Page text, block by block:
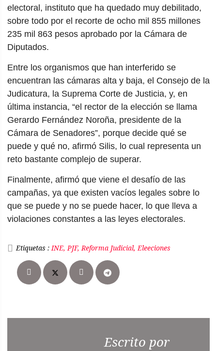
electoral, instituto que ha quedado muy debilitado,
sobre todo por el recorte de ocho mil 855 millones
235 mil 863 pesos aprobado por la Cámara de
Diputados.
Entre los organismos que han interferido se
encuentran las cámaras alta y baja, el Consejo de la
Judicatura, la Suprema Corte de Justicia, y, en
última instancia, “el rector de la elección se llama
Gerardo Fernández Noroña, presidente de la
Cámara de Senadores”, porque decide qué se
puede y qué no, afirmó Silis, lo cual representa un
reto bastante complejo de superar.
Finalmente, afirmó que viene el desafío de las
campañas, ya que existen vacíos legales sobre lo
que se puede y no se puede hacer, lo que lleva a
violaciones constantes a las leyes electorales.
Etiquetas : INE, PJF, Reforma Judicial, Eleeciones
Escrito por